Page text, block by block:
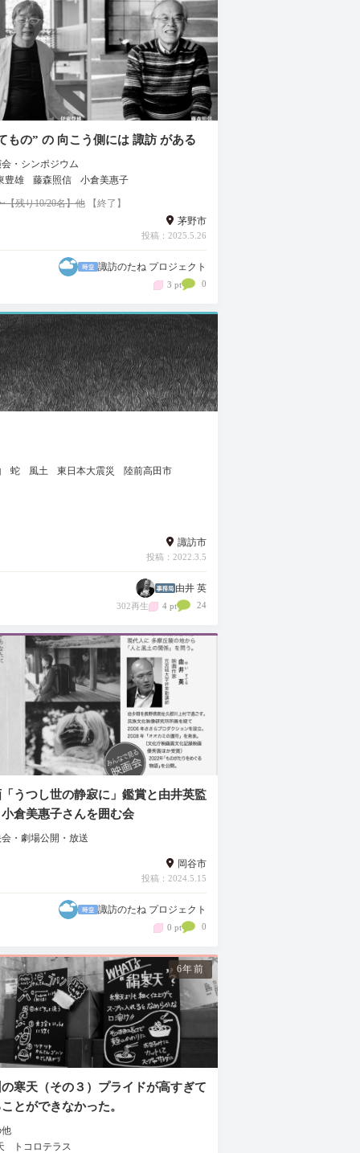
もの” の 向こう側には 諏訪 がある
・シンポジウム
豊雄
藤森照信 小倉美惠子
【残り10/20名】他【終了】
茅野市
投稿：2025.5.26
諏訪のたね プロジェクト
3 pt 0
蛇 風土 東日本大震災 陸前高田市
諏訪市
投稿：2022.3.5
由井 英
302再生 4 pt 24
うつし世の静寂に」鑑賞と由井英監
倉美惠子さんを囲む会
・劇場公開・放送
岡谷市
投稿：2024.5.15
諏訪のたね プロジェクト
0 pt 0
6年前
寒天（その３）プライドが高すぎて
とができなかった。
トコロテラス